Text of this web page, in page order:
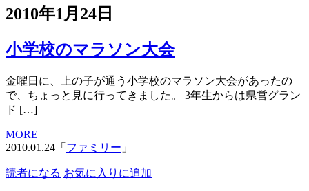
2010年1月24日
小学校のマラソン大会
金曜日に、上の子が通う小学校のマラソン大会があったの
で、ちょっと見に行ってきました。 3年生からは県営グラン
ド […]
MORE
2010.01.24「 ファミリー 」
読者になる お気に入りに追加